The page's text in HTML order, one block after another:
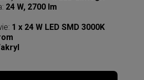
24 W, 2700 lm
1 x 24 W LED SMD 3000K